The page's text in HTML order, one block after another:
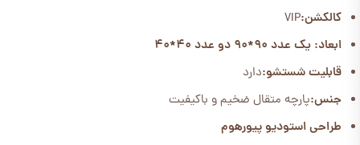
کالکشن:VIP
ابعاد: یک عدد 90*90 دو عدد 40*40
قابلیت شستشو:دارد
جنس:پارچه متقال ضخیم و باکیفیت
طراحی استودیو پیورهوم